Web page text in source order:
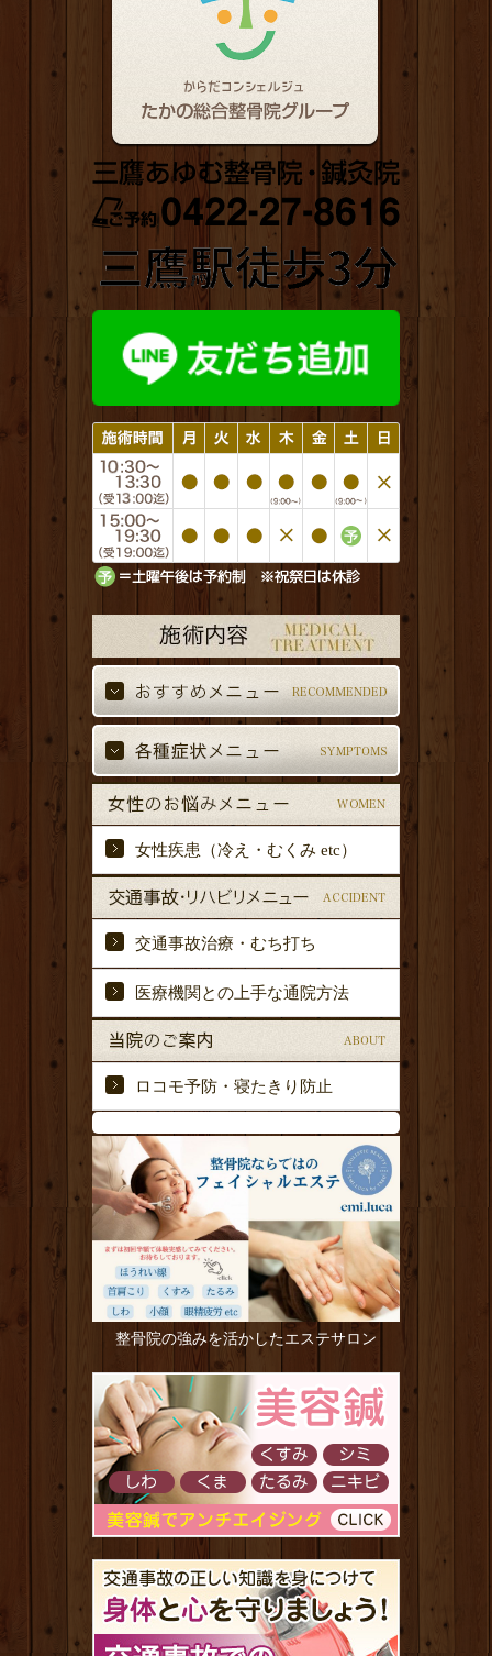
女性疾患（冷え・むくみ etc）
交通事故治療・むち打ち
医療機関との上手な通院方法
ロコモ予防・寝たきり防止
整骨院の強みを活かしたエステサロン